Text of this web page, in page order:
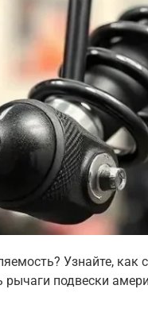
Узнайте, как
подвески